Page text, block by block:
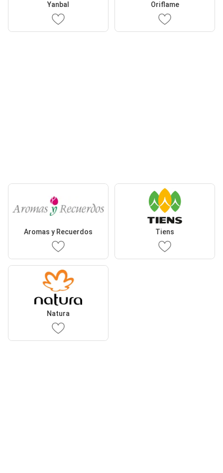
Yanbal Oriflame
Aromas y Recuerdos Tiens
Natura